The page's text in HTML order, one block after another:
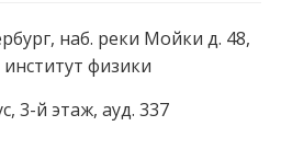
наб. реки Мойки д. 48,
физики
3-й этаж, ауд. 337